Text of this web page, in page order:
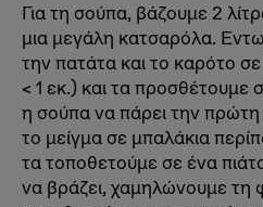
Για τη σούπα, βάζουμε 2
μια μεγάλη κατσαρόλα.
την πατάτα και το καρότο
< 1 εκ.) και τα προσθέτουμε
η σούπα να πάρει την
το μείγμα σε μπαλάκια
τα τοποθετούμε σε ένα
να βράζει, χαμηλώνουμε τη